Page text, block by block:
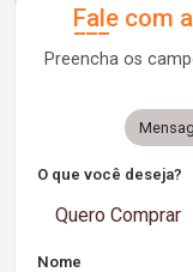
Fale com
Preencha os
O que você deseja?
Quero Comprar
Nome